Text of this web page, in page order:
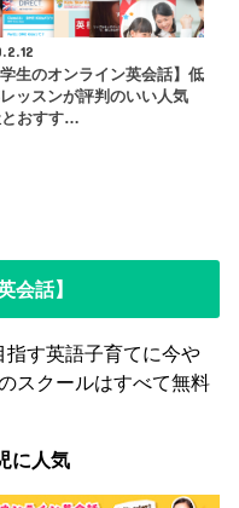
学生のオンライン英会話】低
ッスンが評判のいい人気
とおすす…
会話】
す英語子育てに今や
スクールはすべて無料
に人気